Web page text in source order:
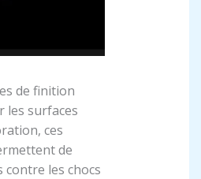
de finition
les surfaces
ces
de
les chocs